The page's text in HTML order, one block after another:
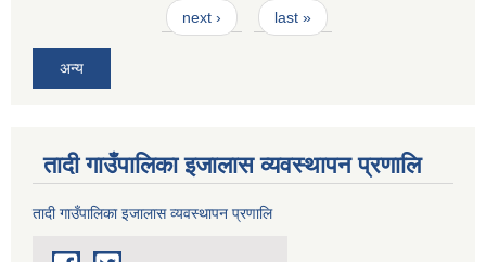
next › last »
अन्य
तादी गाउँपालिका इजालास व्यवस्थापन प्रणालि
तादी गाउँपालिका इजालास व्यवस्थापन प्रणालि